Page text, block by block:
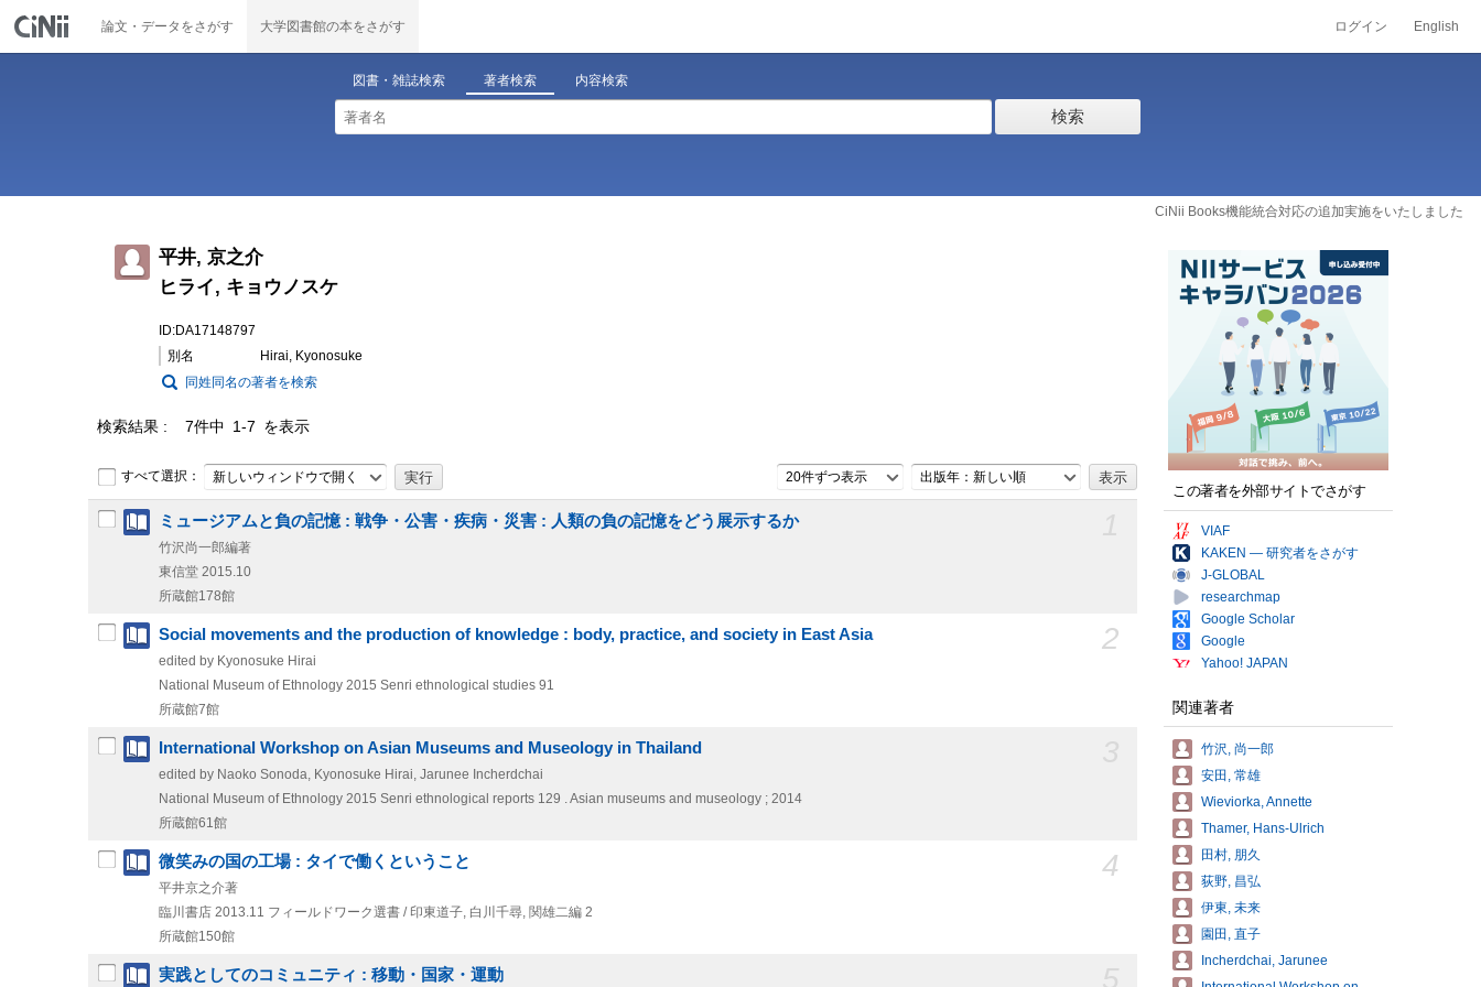
論文・データをさがす 大学図書館の本をさがす ログイン English
図書・雑誌検索 著者検索 内容検索
検索
CiNii Books機能統合対応の追加実施をいたしました
平井, 京之介
ヒライ, キョウノスケ
ID:DA17148797
別名
Hirai, Kyonosuke
同姓同名の著者を検索
検索結果 7件中 1-7 を表示
すべて選択： 新しいウィンドウで開く 20件ずつ表示 出版年：新しい順
ミュージアムと負の記憶 : 戦争・公害・疾病・災害 : 人類の負の記憶をどう展示するか
竹沢尚一郎編著
東信堂 2015.10
所蔵館178館
2
Social movements and the production of knowledge : body, practice, and society in East Asia
edited by Kyonosuke Hirai
National Museum of Ethnology 2015 Senri ethnological studies 91
所蔵館7館
International Workshop on Asian Museums and Museology in Thailand
edited by Naoko Sonoda, Kyonosuke Hirai, Jarunee Incherdchai
National Museum of Ethnology 2015 Senri ethnological reports 129 . Asian museums and museology ; 2014
所蔵館61館
4
微笑みの国の工場 : タイで働くということ
平井京之介著
臨川書店 2013.11 フィールドワーク選書 / 印東道子, 白川千尋, 関雄二編 2
所蔵館150館
実践としてのコミュニティ : 移動・国家・運動
この著者を外部サイトでさがす
VIAF
KAKEN — 研究者をさがす
J-GLOBAL
researchmap
Google Scholar
Google
Yahoo! JAPAN
関連著者
竹沢, 尚一郎
安田, 常雄
Wieviorka, Annette
Thamer, Hans-Ulrich
田村, 朋久
荻野, 昌弘
伊東, 未来
園田, 直子
Incherdchai, Jarunee